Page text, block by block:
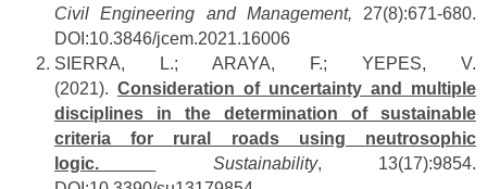
Civil Engineering and Management, 27(8):671-680.
DOI:10.3846/jcem.2021.16006
SIERRA, L.; ARAYA, F.; YEPES, V.
(2021). Consideration of uncertainty and multiple
disciplines in the determination of sustainable
criteria for rural roads using neutrosophic
logic.
Sustainability, 13(17):9854.